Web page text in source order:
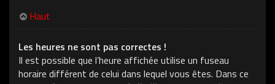
Haut
Les heures ne sont pas correctes !
Il est possible que l’heure affichée utilise un fuseau
horaire différent de celui dans lequel vous êtes. Dans ce